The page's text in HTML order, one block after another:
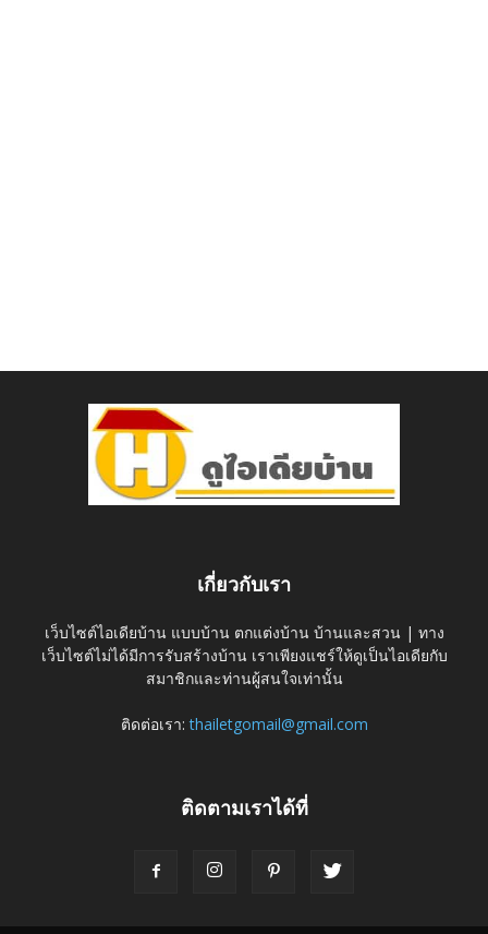
เกี่ยวกับเรา
เว็บไซต์ไอเดียบ้าน แบบบ้าน ตกแต่งบ้าน บ้านและสวน | ทาง
เว็บไซต์ไม่ได้มีการรับสร้างบ้าน เราเพียงแชร์ให้ดูเป็นไอเดียกับ
สมาชิกและท่านผู้สนใจเท่านั้น
ติดต่อเรา:thailetgomail@gmail.com
ติดตามเราได้ที่